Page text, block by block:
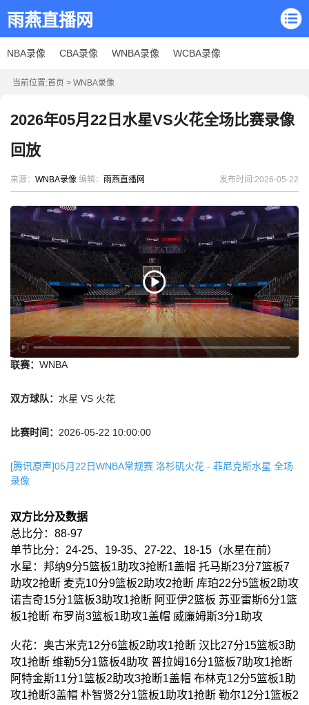
雨燕直播网
NBA录像 CBA录像 WNBA录像 WCBA录像
当前位置:首页 > WNBA录像
2026年05月22日水星VS火花全场比赛录像
回放
来源： WNBA录像 编辑： 雨燕直播网 发布时间:2026-05-22
联赛： WNBA
双方球队： 水星 VS 火花
比赛时间： 2026-05-22 10:00:00
[腾讯原声]05月22日WNBA常规赛 洛杉矶火花 - 菲尼克斯水星 全场
录像
双方比分及数据
总比分：88-97
单节比分：24-25、19-35、27-22、18-15（水星在前）
水星：邦纳9分5篮板1助攻3抢断1盖帽 托马斯23分7篮板7
助攻2抢断 麦克10分9篮板2助攻2抢断 库珀22分5篮板2助攻
诺吉奇15分1篮板3助攻1抢断 阿亚伊2篮板 苏亚雷斯6分1篮
板1抢断 布罗尚3篮板1助攻1盖帽 威廉姆斯3分1助攻
火花：奥古米克12分6篮板2助攻1抢断 汉比27分15篮板3助
攻1抢断 维勒5分1篮板4助攻 普拉姆16分1篮板7助攻1抢断
阿特金斯11分1篮板2助攻3抢断1盖帽 布林克12分5篮板1助
攻1抢断3盖帽 朴智贤2分1篮板1助攻1抢断 勒尔12分1篮板2